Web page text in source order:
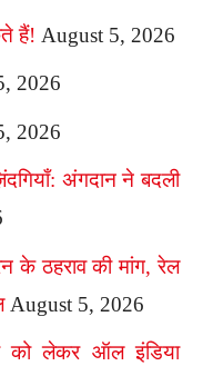
हैं! August 5, 2026
2026
2026
अंगदान ने बदली
के ठहराव की मांग, रेल
August 5, 2026
को लेकर ऑल इंडिया